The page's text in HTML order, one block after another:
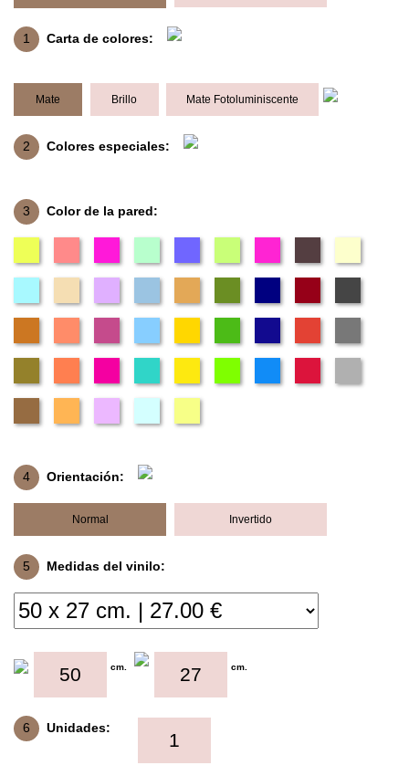
1 Carta de colores:
Mate Brillo Mate Fotoluminiscente
2 Colores especiales:
3 Color de la pared:
4 Orientación:
Normal Invertido
5 Medidas del vinilo:
cm. cm.
6 Unidades: